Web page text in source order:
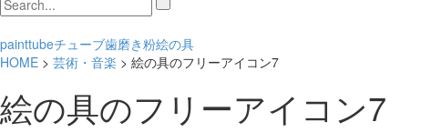
painttubeチューブ歯磨き粉絵の具
HOME > 芸術・音楽 > 絵の具のフリーアイコン7
絵の具のフリーアイコン7